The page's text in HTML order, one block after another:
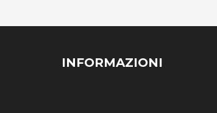
INFORMAZIONI